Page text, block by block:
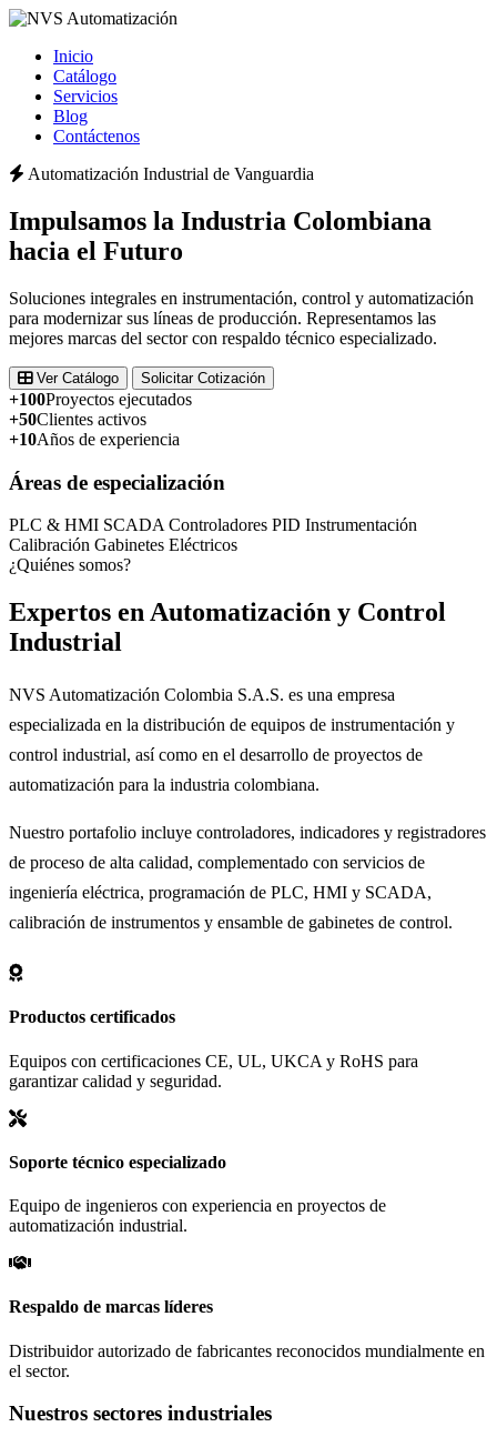
Inicio
Catálogo
Servicios
Blog
Contáctenos
Automatización Industrial de Vanguardia
Impulsamos la Industria Colombiana
hacia el Futuro
Soluciones integrales en instrumentación, control y automatización
para modernizar sus líneas de producción. Representamos las
mejores marcas del sector con respaldo técnico especializado.
Ver Catálogo Solicitar Cotización
+100Proyectos ejecutados
+50Clientes activos
+10Años de experiencia
Áreas de especialización
PLC & HMI SCADA Controladores PID Instrumentación
Calibración Gabinetes Eléctricos
¿Quiénes somos?
Expertos en Automatización y Control
Industrial
NVS Automatización Colombia S.A.S. es una empresa
especializada en la distribución de equipos de instrumentación y
control industrial, así como en el desarrollo de proyectos de
automatización para la industria colombiana.
Nuestro portafolio incluye controladores, indicadores y registradores
de proceso de alta calidad, complementado con servicios de
ingeniería eléctrica, programación de PLC, HMI y SCADA,
calibración de instrumentos y ensamble de gabinetes de control.
Productos certificados
Equipos con certificaciones CE, UL, UKCA y RoHS para
garantizar calidad y seguridad.
Soporte técnico especializado
Equipo de ingenieros con experiencia en proyectos de
automatización industrial.
Respaldo de marcas líderes
Distribuidor autorizado de fabricantes reconocidos mundialmente en
el sector.
Nuestros sectores industriales